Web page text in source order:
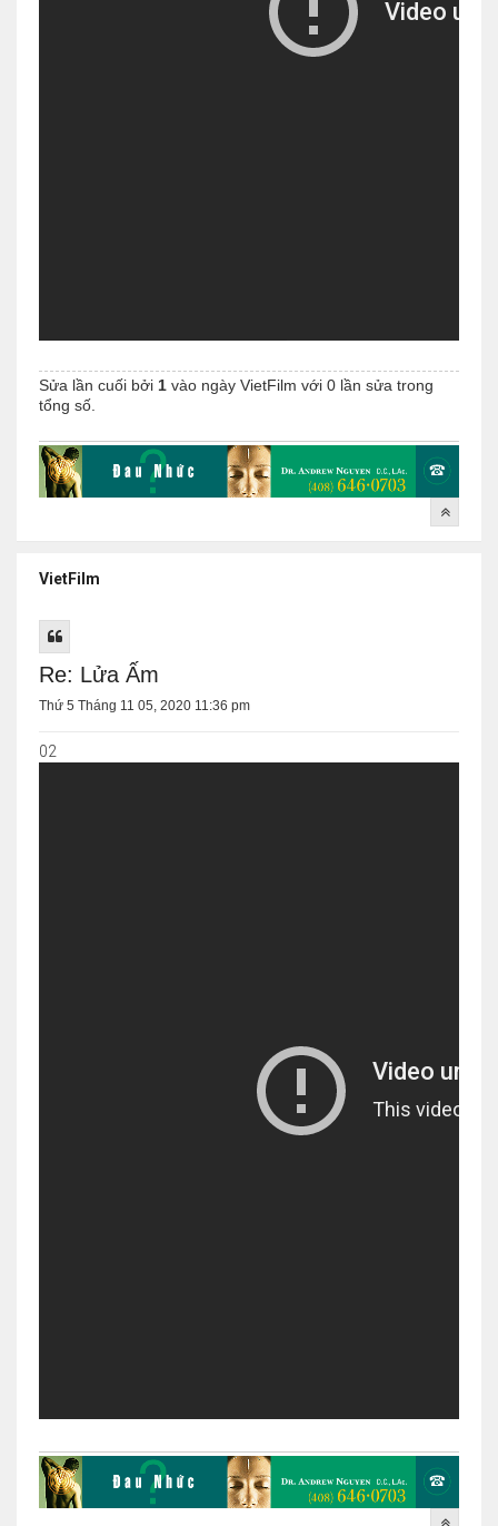
Sửa lần cuối bởi 1 vào ngày VietFilm với 0 lần sửa trong
tổng số.
VietFilm
Re: Lửa Ấm
Thứ 5 Tháng 11 05, 2020 11:36 pm
02